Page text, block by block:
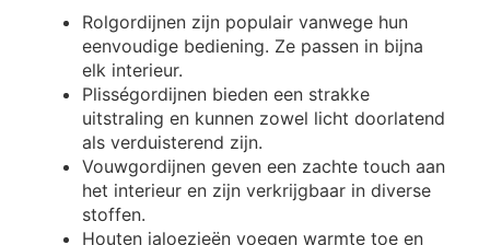
Rolgordijnen zijn populair vanwege hun
eenvoudige bediening. Ze passen in bijna
elk interieur.
Plisségordijnen bieden een strakke
uitstraling en kunnen zowel licht doorlatend
als verduisterend zijn.
Vouwgordijnen geven een zachte touch aan
het interieur en zijn verkrijgbaar in diverse
stoffen.
Houten jaloezieën voegen warmte toe en